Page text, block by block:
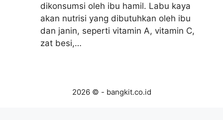
dikonsumsi oleh ibu hamil. Labu kaya
akan nutrisi yang dibutuhkan oleh ibu
dan janin, seperti vitamin A, vitamin C,
zat besi,…
2026 © - bangkit.co.id